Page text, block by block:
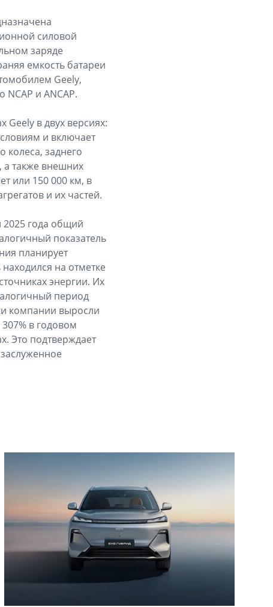
силовой
заряде
емкость батареи
Geely,
и ANCAP.
Geely в двух версиях:
и включает
колеса, заднего
а также внешних
или 150 000 км, в
и их частей.
года общий
показатель
планирует
на отметке
энергии. Их
период
компании выросли
в годовом
Это подтверждает